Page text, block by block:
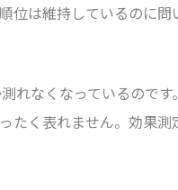
位は維持しているのに
れなくなっているので
たく表れません。効果